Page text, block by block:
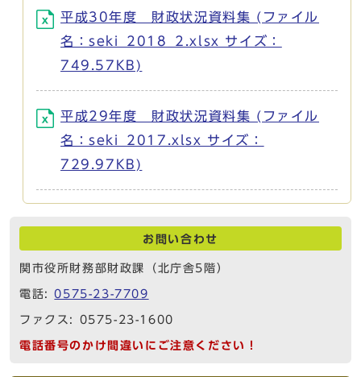
平成30年度 財政状況資料集 (ファイル
名：seki_2018_2.xlsx サイズ：
749.57KB)
平成29年度 財政状況資料集 (ファイル
名：seki_2017.xlsx サイズ：
729.97KB)
お問い合わせ
関市役所財務部財政課（北庁舎5階）
電話:0575-23-7709
ファクス: 0575-23-1600
電話番号のかけ間違いにご注意ください！